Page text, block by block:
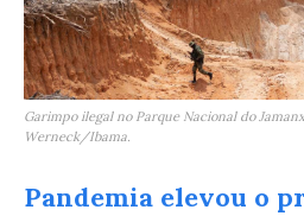
Garimpo ilegal no Parque Nacional do
Werneck/Ibama.
Pandemia elevou o